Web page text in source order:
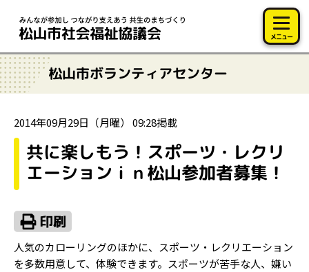
メニュー
松山市ボランティアセンター
2014年09月29日（月曜） 09:28掲載
共に楽しもう！スポーツ・レクリ
エーションｉｎ松山参加者募集！
人気のカローリングのほかに、スポーツ・レクリエーション
を多数用意して、体験できます。スポーツが苦手な人、嫌い